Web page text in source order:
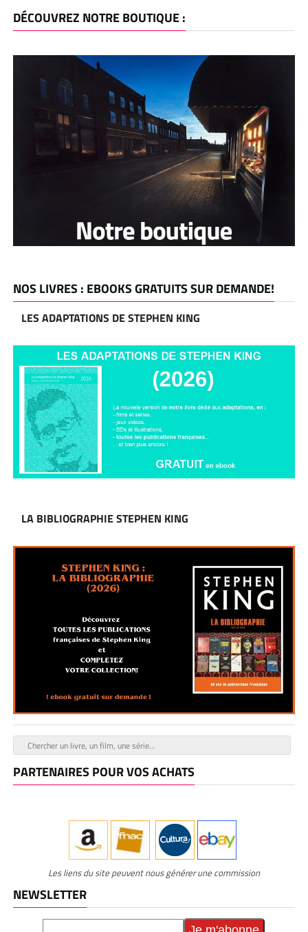
DÉCOUVREZ NOTRE BOUTIQUE :
NOS LIVRES : EBOOKS GRATUITS SUR DEMANDE!
LES ADAPTATIONS DE STEPHEN KING
LA BIBLIOGRAPHIE STEPHEN KING
PARTENAIRES POUR VOS ACHATS
Les liens du site peuvent nous générer une commission
NEWSLETTER